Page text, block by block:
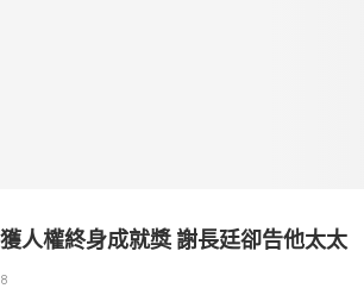
人權終身成就獎 謝長廷卻告他太太